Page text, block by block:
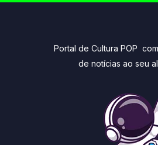
Portal de Cultura POP
de notícias ao seu